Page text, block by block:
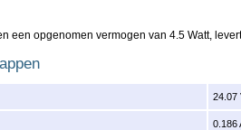
een opgenomen vermogen van 4.5 Watt,
24.07
0.186